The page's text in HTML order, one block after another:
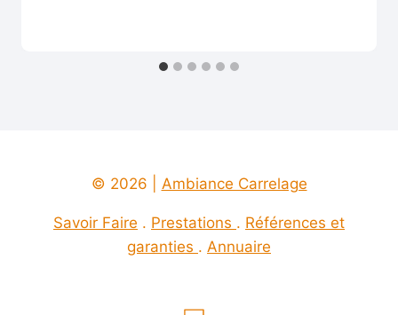
© 2026 | Ambiance Carrelage
Savoir Faire . Prestations . Références et
garanties . Annuaire